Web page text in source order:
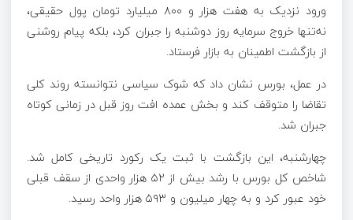
ورود نزدیک به هفت هزار و ۸۰۰ میلیارد تومان پول حقیقی،
نه‌تنها خروج سرمایه روز دوشنبه را جبران کرد، بلکه پیام روشنی
از بازگشت اطمینان به بازار فرستاد.
در عمل، بورس نشان داد که شوک سیاسی نتوانسته روند کلی
تقاضا را متوقف کند و بخش عمده افت روز قبل در زمانی کوتاه
جبران شد.
چهارشنبه، این بازگشت با ثبت یک رکورد تاریخی کامل شد.
شاخص کل بورس با رشد بیش از ۵۲ هزار واحدی از سقف قبلی
خود عبور کرد و به چهار میلیون و ۵۹۳ هزار واحد رسید.